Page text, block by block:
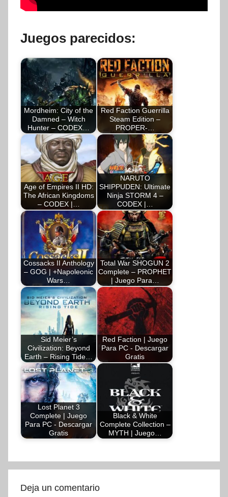
Juegos parecidos:
Mordheim: City of the
Damned – Witch
Hunter – CODEX…
Red Faction Guerrilla
Steam Edition –
PROPER-…
Age of Empires II HD:
The African Kingdoms
– CODEX |…
NARUTO
SHIPPUDEN: Ultimate
Ninja STORM 4 –
CODEX |…
Cossacks II Anthology
– GOG | +Napoleonic
Wars…
Total War SHOGUN 2
Complete – PROPHET
| Juego Para…
Sid Meier’s
Civilization: Beyond
Earth – Rising Tide…
Red Faction | Juego
Para PC - Descargar
Gratis
Lost Planet 3
Complete | Juego
Para PC - Descargar
Gratis
Black & White
Complete Collection –
MYTH | Juego…
Deja un comentario